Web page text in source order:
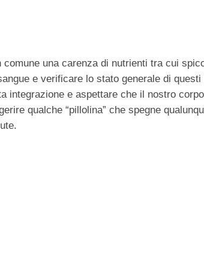
una carenza di nutrienti tra cui
e verificare lo stato generale di
integrazione e aspettare che il nostro
qualche “pillolina” che spegne